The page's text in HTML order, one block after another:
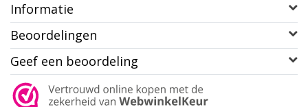
Informatie
Beoordelingen
Geef een beoordeling